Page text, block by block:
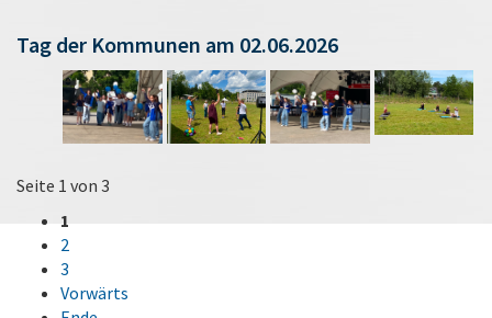
Tag der Kommunen am 02.06.2026
Seite 1 von 3
1
2
3
Vorwärts